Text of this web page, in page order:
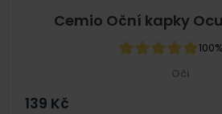
Cemio Oční kapky
100%
Oči
139 Kč